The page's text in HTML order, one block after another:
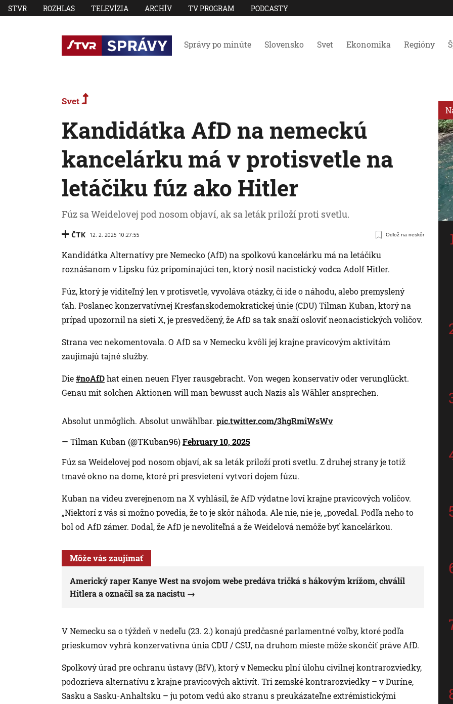
STVR ROZHLAS TELEVÍZIA ARCHÍV TV PROGRAM PODCASTY
Správy po minúte Slovensko Svet Ekonomika Regióny
Svet
Kandidátka AfD na nemeckú
kancelárku má v protisvetle na
letáčiku fúz ako Hitler
Fúz sa Weidelovej pod nosom objaví, ak sa leták priloží proti svetlu.
ČTK 12. 2. 2025 10:27:55 Odlož na neskôr
Kandidátka Alternatívy pre Nemecko (AfD) na spolkovú kancelárku má na letáčiku
roznášanom v Lipsku fúz pripomínajúci ten, ktorý nosil nacistický vodca Adolf Hitler.
Fúz, ktorý je viditeľný len v protisvetle, vyvoláva otázky, či ide o náhodu, alebo premyslený
ťah. Poslanec konzervatívnej Kresťanskodemokratickej únie (CDU) Tilman Kuban, ktorý na
prípad upozornil na sieti X, je presvedčený, že AfD sa tak snaží osloviť neonacistických voličov.
Strana vec nekomentovala. O AfD sa v Nemecku kvôli jej krajne pravicovým aktivitám
zaujímajú tajné služby.
Die#noAfDhat einen neuen Flyer rausgebracht. Von wegen konservativ oder verunglückt.
Genau mit solchen Aktionen will man bewusst auch Nazis als Wähler ansprechen.
Absolut unmöglich. Absolut unwählbar. pic.twitter.com/3hgRmiWsWv
— Tilman Kuban (@TKuban96)February 10, 2025
Fúz sa Weidelovej pod nosom objaví, ak sa leták priloží proti svetlu. Z druhej strany je totiž
tmavé okno na dome, ktoré pri presvietení vytvorí dojem fúzu.
Kuban na videu zverejnenom na X vyhlásil, že AfD výdatne loví krajne pravicových voličov.
„Niektorí z vás si možno povedia, že to je skôr náhoda. Ale nie, nie je, „povedal. Podľa neho to
bol od AfD zámer. Dodal, že AfD je nevoliteľná a že Weidelová nemôže byť kancelárkou.
Môže vás zaujímať
Americký raper Kanye West na svojom webe predáva tričká s hákovým krížom, chválil
Hitlera a označil sa za nacistu
V Nemecku sa o týždeň v nedeľu (23. 2.) konajú predčasné parlamentné voľby, ktoré podľa
prieskumov vyhrá konzervatívna únia CDU / CSU, na druhom mieste môže skončiť práve AfD.
Spolkový úrad pre ochranu ústavy (BfV), ktorý v Nemecku plní úlohu civilnej kontrarozviedky,
podozrieva alternatívu z krajne pravicových aktivít. Tri zemské kontrarozviedky – v Duríne,
Sasku a Sasku-Anhaltsku – ju potom vedú ako stranu s preukázateľne extrémistickými